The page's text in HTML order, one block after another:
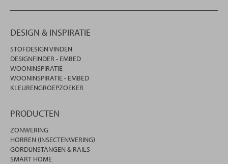
DESIGN & INSPIRATIE
STOFDESIGN VINDEN
DESIGNFINDER - EMBED
WOONINSPIRATIE
WOONINSPIRATIE - EMBED
KLEURENGROEPZOEKER
PRODUCTEN
ZONWERING
HORREN (INSECTENWERING)
GORDIJNSTANGEN & RAILS
SMART HOME